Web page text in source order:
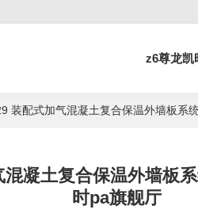
z6尊龙凯
装配式加气混凝土复合保温外墙板系
凝土复合保温外墙板
时pa旗舰厅